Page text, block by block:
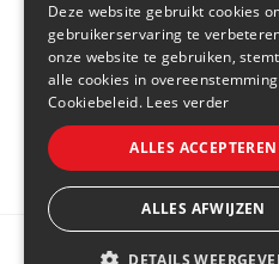
Copyright © 2026 Academie
Deze website gebruikt cookies
gebruikerservaring te
onze website te gebruiken,
alle cookies in
Cookiebeleid. Lees verder
ALLES ACCEPTEREN
ALLES AFWIJZEN
DETAILS